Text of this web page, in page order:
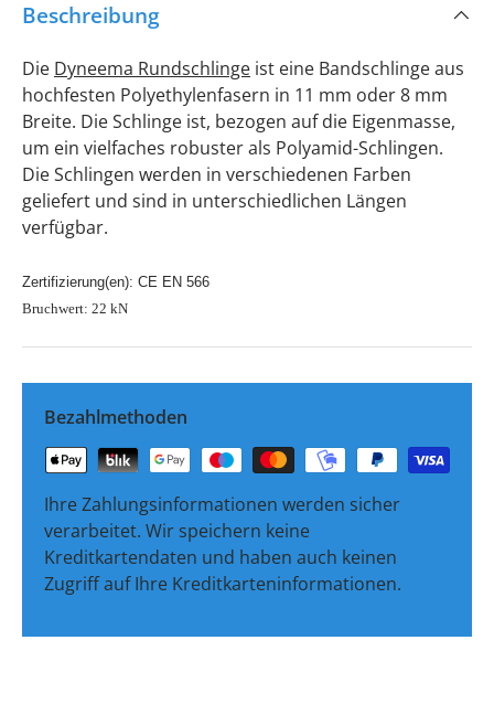
Beschreibung
Die Dyneema Rundschlinge ist eine Bandschlinge aus
hochfesten Polyethylenfasern in 11 mm oder 8 mm
Breite. Die Schlinge ist, bezogen auf die Eigenmasse,
um ein vielfaches robuster als Polyamid-Schlingen.
Die Schlingen werden in verschiedenen Farben
geliefert und sind in unterschiedlichen Längen
verfügbar.
Zertifizierung(en): CE EN 566
Bruchwert: 22 kN
Bezahlmethoden
Ihre Zahlungsinformationen werden sicher
verarbeitet. Wir speichern keine
Kreditkartendaten und haben auch keinen
Zugriff auf Ihre Kreditkarteninformationen.